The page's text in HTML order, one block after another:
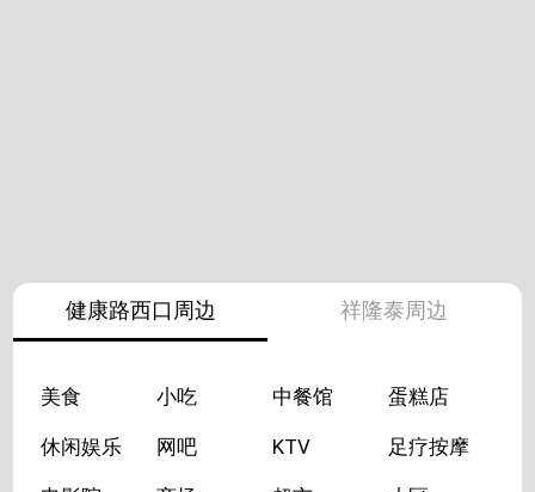
健康路西口周边 祥隆泰周边
美食 小吃 中餐馆 蛋糕店
休闲娱乐 网吧 KTV 足疗按摩